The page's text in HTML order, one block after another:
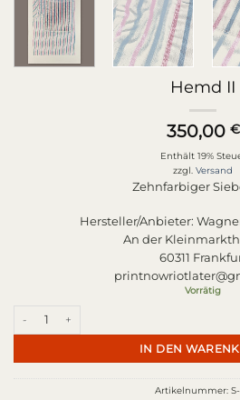
Hemd II
350,00 €
Enthält 19%
zzgl. Versand
Zehnfarbiger
Hersteller/Anbieter:
An der
60311
Vorrätig
Hemd II Menge
IN DEN
Artikelnummer: